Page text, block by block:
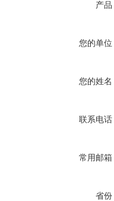
产品
您的单位
您的姓名
联系电话
常用邮箱
省份